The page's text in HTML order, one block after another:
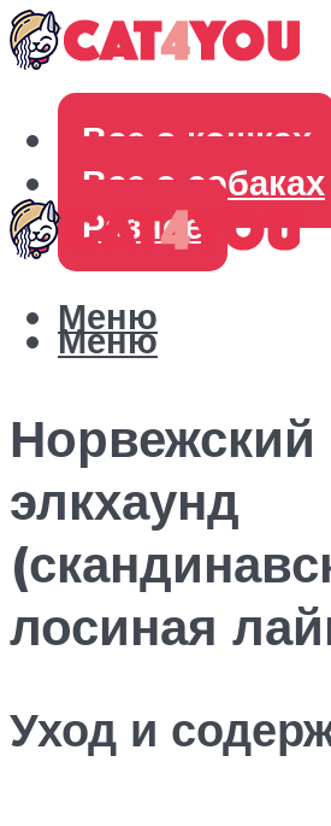
Все о кошках
Все о собаках
Разное
Меню
Меню
Норвежский
элкхаунд
лосиная
Уход и